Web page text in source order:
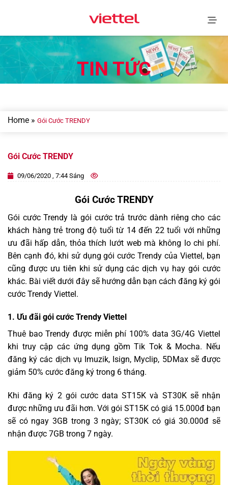
TIN TỨC
Home » Gói Cước TRENDY
Gói Cước TRENDY
09/06/2020 , 7:44 Sáng
Gói Cước TRENDY
Gói cước Trendy là gói cước trả trước dành riêng cho các
khách hàng trẻ trong độ tuổi từ 14 đến 22 tuổi với những
ưu đãi hấp dẫn, thỏa thích lướt web mà không lo chi phí.
Bên cạnh đó, khi sử dụng gói cước Trendy của Viettel, bạn
cũng được ưu tiên khi sử dụng các dịch vụ hay gói cước
khác. Bài viết dưới đây sẽ hướng dẫn bạn cách đăng ký gói
cước Trendy Viettel.
1. Ưu đãi gói cước Trendy Viettel
Thuê bao Trendy được miễn phí 100% data 3G/4G Viettel
khi truy cập các ứng dụng gồm Tik Tok & Mocha. Nếu
đăng ký các dịch vụ Imuzik, Isign, Myclip, 5DMax sẽ được
giảm 50% cước đăng ký trong 6 tháng.
Khi đăng ký 2 gói cước data ST15K và ST30K sẽ nhận
được những ưu đãi hơn. Với gói ST15K có giá 15.000đ bạn
sẽ có ngay 3GB trong 3 ngày; ST30K có giá 30.000đ sẽ
nhận được 7GB trong 7 ngày.